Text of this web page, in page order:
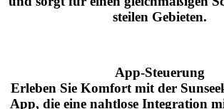
steilen Gebieten.
App-Steuerung
Erleben Sie Komfort mit der
App, die eine nahtlose Integration